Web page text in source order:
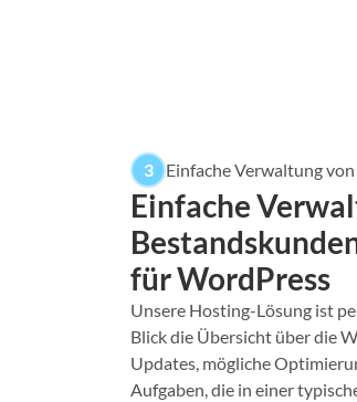
3 Einfache Verwaltung
Einfache
für WordPress
Unsere Hosting-Lösung ist
Blick die Übersicht über die
Updates, mögliche
Aufgaben, die in einer